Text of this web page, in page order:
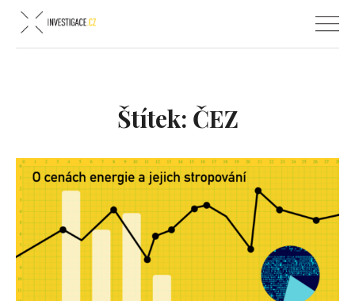
Štítek: ČEZ